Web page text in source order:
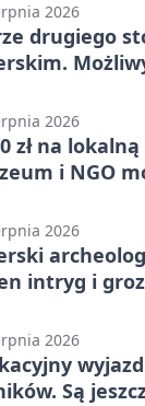
2026
drugiego
2026
zł na
i NGO
2026
intryg i
2026
Są